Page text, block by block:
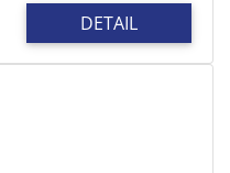
DETAIL